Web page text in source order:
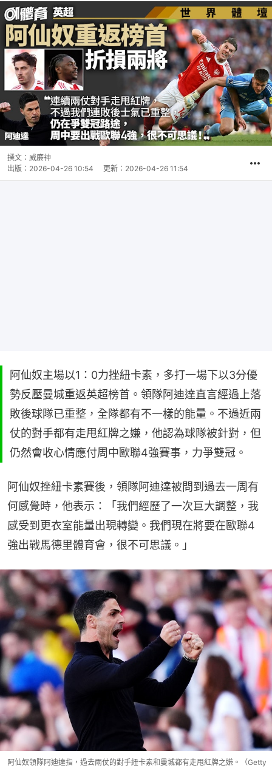
撰文： 威廉神
出版： 2026-04-26 10:54 更新： 2026-04-26 11:54
阿仙奴主場以1：0力挫紐卡素，多打一場下以3分優
勢反壓曼城重返英超榜首。領隊阿迪達直言經過上落
敗後球隊已重整，全隊都有不一樣的能量。不過近兩
仗的對手都有走甩紅牌之嫌，他認為球隊被針對，但
仍然會收心情應付周中歐聯4強賽事，力爭雙冠。
阿仙奴挫紐卡素賽後，領隊阿迪達被問到過去一周有
何感覺時，他表示：「我們經歷了一次巨大調整，我
感受到更衣室能量出現轉變。我們現在將要在歐聯4
強出戰馬德里體育會，很不可思議。」
阿仙奴領隊阿迪達指，過去兩仗的對手紐卡素和曼城都有走甩紅牌之嫌。（Getty